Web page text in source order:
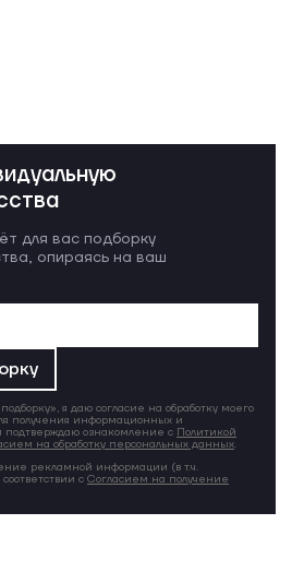
для вас подборку
опираясь на ваш
я даю согласие на обработку моего
получения информационных и
подтверждаю ознакомление с Политикой
на обработку персональных данных.
рекламной информации (в т.ч.
с Согласием на получение